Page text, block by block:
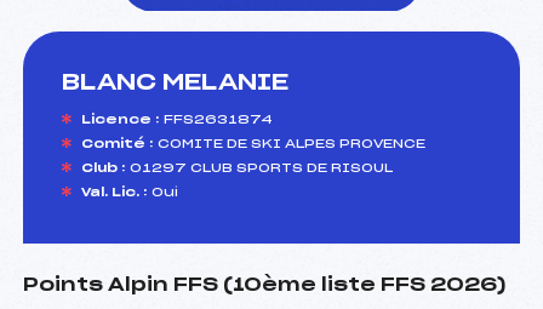
BLANC MELANIE
Licence : FFS2631874
Comité : COMITE DE SKI ALPES PROVENCE
Club : 01297 CLUB SPORTS DE RISOUL
Val. Lic. : Oui
Points Alpin FFS (10ème liste FFS 2026)